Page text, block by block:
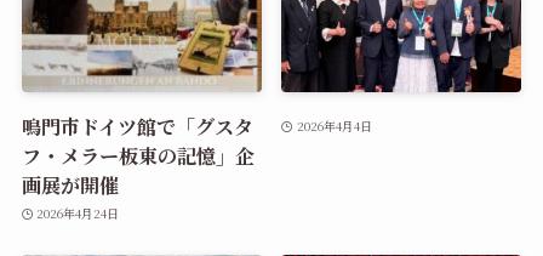
鳴門市ドイツ館で「グスタ
フ・メラー板東の記憶」企
画展が開催
2026年4月24日
2026年4月4日